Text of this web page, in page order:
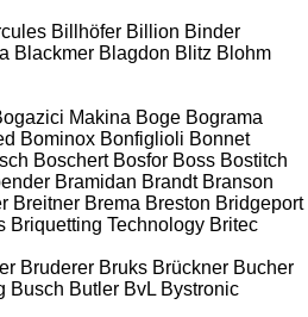
Billhöfer Billion Binder
Blackmer Blagdon Blitz Blohm
Makina Boge Bograma
Bominox Bonfiglioli Bonnet
Boschert Bosfor Boss Bostitch
Bramidan Brandt Branson
Breitner Brema Breston Bridgeport
Briquetting Technology Britec
Bruderer Bruks Brückner Bucher
Busch Butler BvL Bystronic